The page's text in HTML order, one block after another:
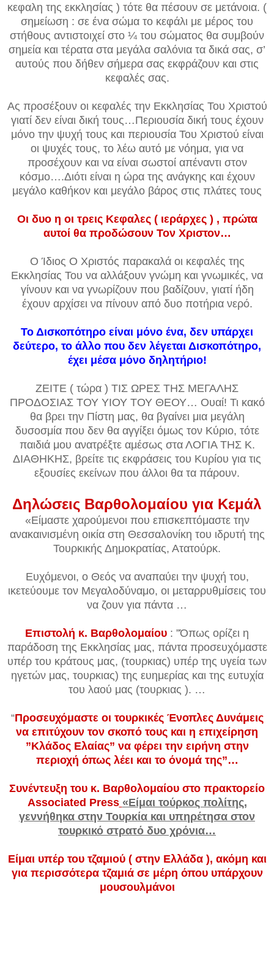
κεφαλη της εκκλησίας ) τότε θα πέσουν σε μετάνοια. (
σημείωση : σε ένα σώμα το κεφάλι με μέρος του
στήθους αντιστοιχεί στο ¼ του σώματος θα συμβούν
σημεία και τέρατα στα μεγάλα σαλόνια τα δικά σας, σ’
αυτούς που δήθεν σήμερα σας εκφράζουν και στις
κεφαλές σας.
Aς προσέξουν οι κεφαλές την Εκκλησίας Του Χριστού
γιατί δεν είναι δική τους…Περιουσία δική τους έχουν
μόνο την ψυχή τους και περιουσία Του Χριστού είναι
οι ψυχές τους, το λέω αυτό με νόημα, για να
προσέχουν και να είναι σωστοί απέναντι στον
κόσμο….Διότι είναι η ώρα της ανάγκης και έχουν
μεγάλο καθήκον και μεγάλο βάρος στις πλάτες τους
Οι δυο η οι τρεις Κεφαλες ( ιεράρχες ) , πρώτα
αυτοί θα προδώσουν Τον Χριστον…
Ο Ίδιος Ο Χριστός παρακαλά οι κεφαλές της
Εκκλησίας Του να αλλάξουν γνώμη και γνωμικές, να
γίνουν και να γνωρίζουν που βαδίζουν, γιατί ήδη
έχουν αρχίσει να πίνουν από δυο ποτήρια νερό.
Το Δισκοπότηρο είναι μόνο ένα, δεν υπάρχει
δεύτερο, το άλλο που δεν λέγεται Δισκοπότηρο,
έχει μέσα μόνο δηλητήριο!
ΖΕΙΤΕ ( τώρα ) ΤΙΣ ΩΡΕΣ ΤΗΣ ΜΕΓΑΛΗΣ
ΠΡΟΔΟΣΙΑΣ ΤΟΥ ΥΙΟΥ ΤΟΥ ΘΕΟΥ… Ουαί! Τι κακό
θα βρει την Πίστη μας, θα βγαίνει μια μεγάλη
δυσοσμία που δεν θα αγγίξει όμως τον Κύριο, τότε
παιδιά μου ανατρέξτε αμέσως στα ΛΟΓΙΑ ΤΗΣ Κ.
ΔΙΑΘΗΚΗΣ, βρείτε τις εκφράσεις του Κυρίου για τις
εξουσίες εκείνων που άλλοι θα τα πάρουν.
Δηλώσεις Βαρθολομαίου για Κεμάλ
«Είμαστε χαρούμενοι που επισκεπτόμαστε την
ανακαινισμένη οικία στη Θεσσαλονίκη του ιδρυτή της
Τουρκικής Δημοκρατίας, Ατατούρκ.
Ευχόμενοι, ο Θεός να αναπαύει την ψυχή του,
ικετεύουμε τον Μεγαλοδύναμο, οι μεταρρυθμίσεις του
να ζουν για πάντα …
Επιστολή κ. Βαρθολομαίου : ”Όπως ορίζει η
παράδοση της Εκκλησίας μας, πάντα προσευχόμαστε
υπέρ του κράτους μας, (τουρκιας) υπέρ της υγεία των
ηγετών μας, τουρκιας) της ευημερίας και της ευτυχία
του λαού μας (τουρκιας ). …
“Προσευχόμαστε οι τουρκικές Ένοπλες Δυνάμεις
να επιτύχουν τον σκοπό τους και η επιχείρηση
”Κλάδος Ελαίας” να φέρει την ειρήνη στην
περιοχή όπως λέει και το όνομά της”…
Συνέντευξη του κ. Βαρθολομαίου στο πρακτορείο
Associated Press «Είμαι τούρκος πολίτης,
γεννήθηκα στην Τουρκία και υπηρέτησα στον
τουρκικό στρατό δυο χρόνια…
Είμαι υπέρ του τζαμιού ( στην Ελλάδα ), ακόμη και
για περισσότερα τζαμιά σε μέρη όπου υπάρχουν
μουσουλμάνοι